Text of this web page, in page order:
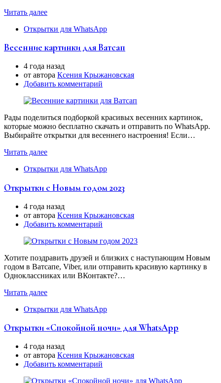
Читать далее
Открытки для WhatsApp
Весенние картинки для Ватсап
4 года назад
от автора Ксения Крыжановская
Добавить комментарий
Рады поделиться подборкой красивых весенних картинок,
которые можно бесплатно скачать и отправить по WhatsApp.
Выбирайте открытки для весеннего настроения! Если…
Читать далее
Открытки для WhatsApp
Открытки с Новым годом 2023
4 года назад
от автора Ксения Крыжановская
Добавить комментарий
Хотите поздравить друзей и близких с наступающим Новым
годом в Ватсапе, Viber, или отправить красивую картинку в
Одноклассниках или ВКонтакте?…
Читать далее
Открытки для WhatsApp
Открытки «Спокойной ночи» для WhatsApp
4 года назад
от автора Ксения Крыжановская
Добавить комментарий